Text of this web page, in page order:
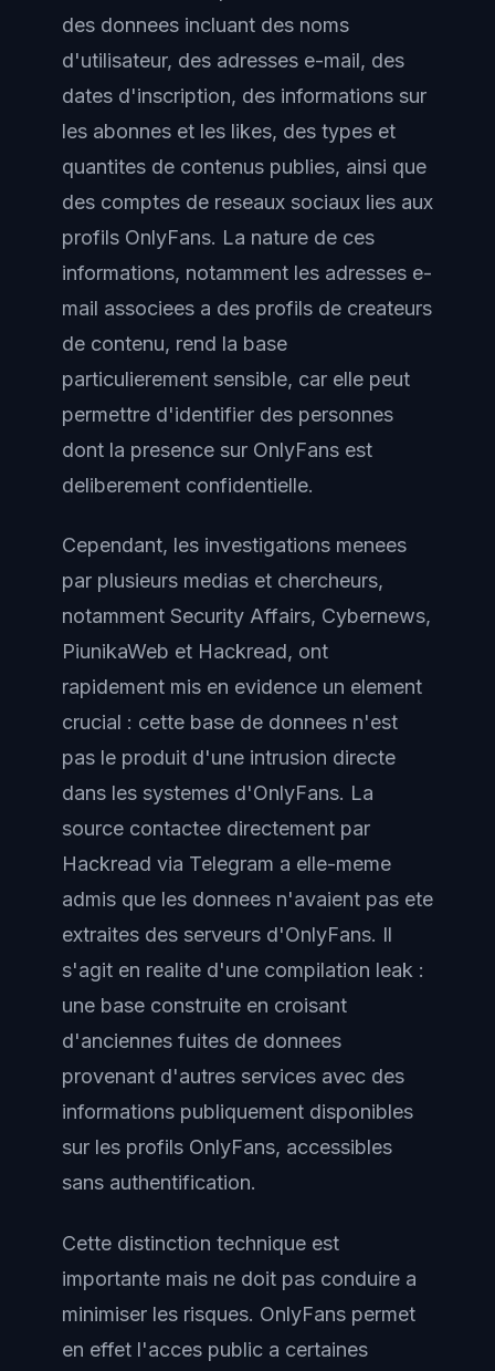
des donnees incluant des noms
d'utilisateur, des adresses e-mail, des
dates d'inscription, des informations sur
les abonnes et les likes, des types et
quantites de contenus publies, ainsi que
des comptes de reseaux sociaux lies aux
profils OnlyFans. La nature de ces
informations, notamment les adresses e-
mail associees a des profils de createurs
de contenu, rend la base
particulierement sensible, car elle peut
permettre d'identifier des personnes
dont la presence sur OnlyFans est
deliberement confidentielle.
Cependant, les investigations menees
par plusieurs medias et chercheurs,
notamment Security Affairs, Cybernews,
PiunikaWeb et Hackread, ont
rapidement mis en evidence un element
crucial : cette base de donnees n'est
pas le produit d'une intrusion directe
dans les systemes d'OnlyFans. La
source contactee directement par
Hackread via Telegram a elle-meme
admis que les donnees n'avaient pas ete
extraites des serveurs d'OnlyFans. Il
s'agit en realite d'une compilation leak :
une base construite en croisant
d'anciennes fuites de donnees
provenant d'autres services avec des
informations publiquement disponibles
sur les profils OnlyFans, accessibles
sans authentification.
Cette distinction technique est
importante mais ne doit pas conduire a
minimiser les risques. OnlyFans permet
en effet l'acces public a certaines